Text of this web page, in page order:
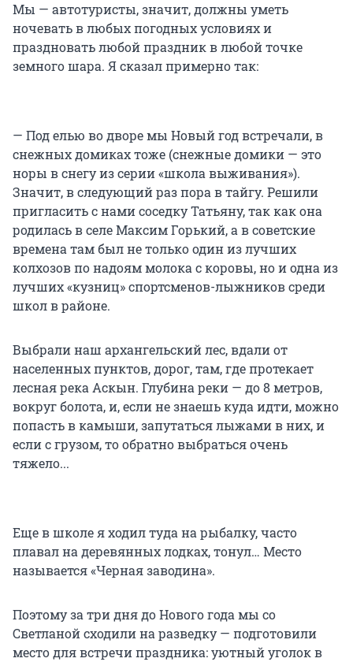
Мы — автотуристы, значит, должны уметь
ночевать в любых погодных условиях и
праздновать любой праздник в любой точке
земного шара. Я сказал примерно так:
— Под елью во дворе мы Новый год встречали, в
снежных домиках тоже (снежные домики — это
норы в снегу из серии «школа выживания»).
Значит, в следующий раз пора в тайгу. Решили
пригласить с нами соседку Татьяну, так как она
родилась в селе Максим Горький, а в советские
времена там был не только один из лучших
колхозов по надоям молока с коровы, но и одна из
лучших «кузниц» спортсменов-лыжников среди
школ в районе.
Выбрали наш архангельский лес, вдали от
населенных пунктов, дорог, там, где протекает
лесная река Аскын. Глубина реки — до 8 метров,
вокруг болота, и, если не знаешь куда идти, можно
попасть в камыши, запутаться лыжами в них, и
если с грузом, то обратно выбраться очень
тяжело...
Еще в школе я ходил туда на рыбалку, часто
плавал на деревянных лодках, тонул… Место
называется «Черная заводина».
Поэтому за три дня до Нового года мы со
Светланой сходили на разведку — подготовили
место для встречи праздника: уютный уголок в